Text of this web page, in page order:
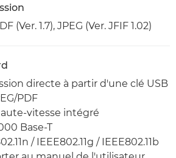
(Ver. 1.7), JPEG (Ver. JFIF 1.02)
directe à partir d'une clé USB
PDF
vitesse intégré
Base-T
/ IEEE802.11g / IEEE802.11b